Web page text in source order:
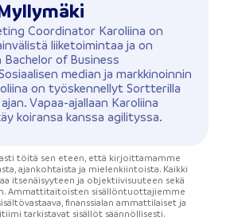
Coordinator Karoliina on
liiketoimintaa ja on
of Business
median ja markkinoinnin
on työskennellyt Sortterilla
Vapaa-ajallaan Karoliina
koiransa kanssa agilityssa.
töitä sen eteen, että kirjoittamamme
ajankohtaista ja mielenkiintoista. Kaikki
itsenäisyyteen ja objektiivisuuteen sekä
Ammattitaitoisten sisällöntuottajiemme
finanssialan ammattilaiset ja
tarkistavat sisällöt säännöllisesti.